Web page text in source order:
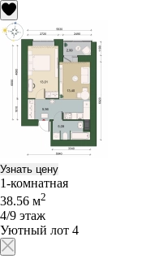
Узнать цену
1-комнатная
38.56 м2
4/9 этаж
Уютный лот 4